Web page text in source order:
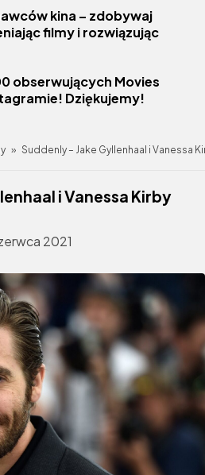
kina – zdobywaj
filmy i rozwiązując
obserwujących Movies
Dziękujemy!
» Suddenly – Jake Gyllenhaal i Vanessa
i Vanessa Kirby
2021